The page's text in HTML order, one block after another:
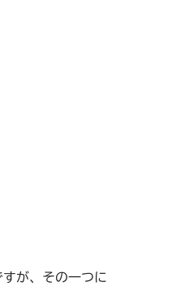
が、その一つに